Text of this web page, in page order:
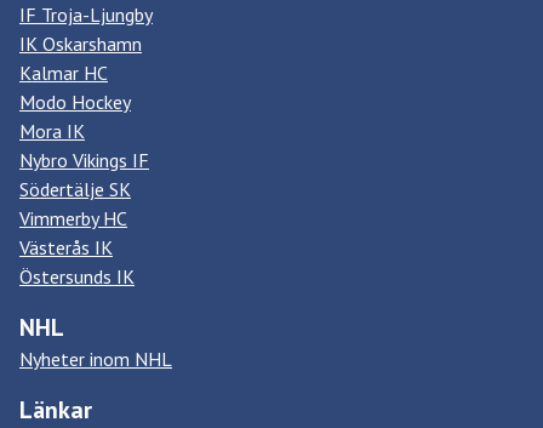
IF Troja-Ljungby
IK Oskarshamn
Kalmar HC
Modo Hockey
Mora IK
Nybro Vikings IF
Södertälje SK
Vimmerby HC
Västerås IK
Östersunds IK
NHL
Nyheter inom NHL
Länkar